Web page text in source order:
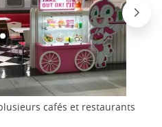
cafés et restaurants